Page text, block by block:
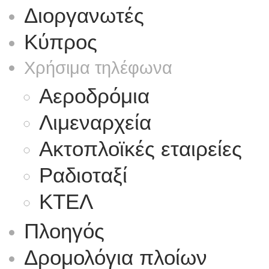
Διοργανωτές
Κύπρος
Χρήσιμα τηλέφωνα
Αεροδρόμια
Λιμεναρχεία
Ακτοπλοϊκές εταιρείες
Ραδιοταξί
ΚΤΕΛ
Πλοηγός
Δρομολόγια πλοίων